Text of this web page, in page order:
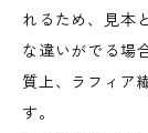
れるため、見本
な違いがでる場
質上、ラフィア
す。